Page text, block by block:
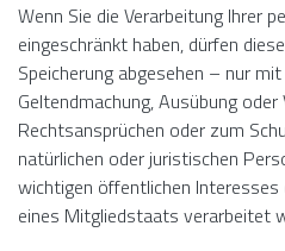
Wenn Sie die Verarbeitung Ihrer
eingeschränkt haben, dürfen
Speicherung abgesehen – nur
Geltendmachung, Ausübung
Rechtsansprüchen oder zum
natürlichen oder juristischen
wichtigen öffentlichen Interesses
eines Mitgliedstaats verarbeitet